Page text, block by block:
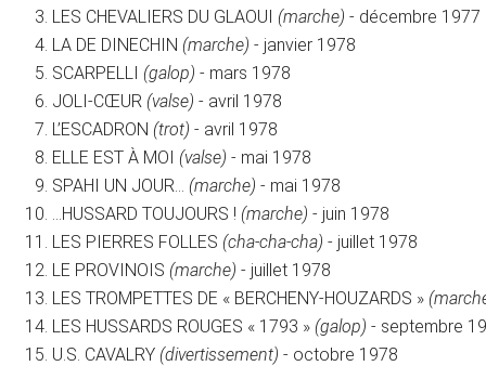
LES CHEVALIERS DU GLAOUI (marche) - décembre 1977
LA DE DINECHIN (marche) - janvier 1978
SCARPELLI (galop) - mars 1978
JOLI-CŒUR (valse) - avril 1978
L’ESCADRON (trot) - avril 1978
ELLE EST À MOI (valse) - mai 1978
SPAHI UN JOUR… (marche) - mai 1978
…HUSSARD TOUJOURS ! (marche) - juin 1978
LES PIERRES FOLLES (cha-cha-cha) - juillet 1978
LE PROVINOIS (marche) - juillet 1978
LES TROMPETTES DE « BERCHENY-HOUZARDS »
LES HUSSARDS ROUGES « 1793 » (galop) - septembre
U.S. CAVALRY (divertissement) - octobre 1978